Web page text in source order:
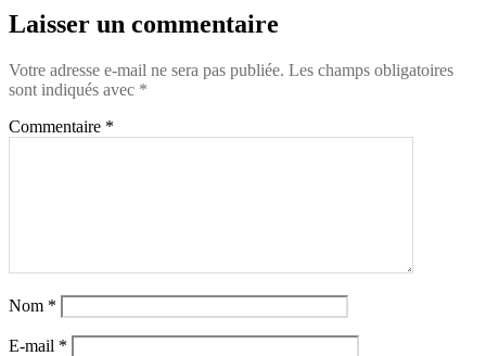
Laisser un commentaire
Votre adresse e-mail ne sera pas publiée. Les champs obligatoires
sont indiqués avec *
Commentaire *
Nom *
E-mail *